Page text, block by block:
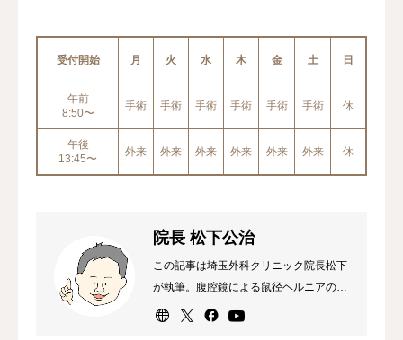
受付開始 月 火 水 木 金 土 日
午前
8:50〜
手術 手術 手術 手術 手術 手術 休
午後
13:45〜
外来 外来 外来 外来 外来 外来 休
院長 松下公治
この記事は埼玉外科クリニック院長松下
が執筆。腹腔鏡による鼠径ヘルニアの日
帰り手術が専門。外科専門医、消化器外